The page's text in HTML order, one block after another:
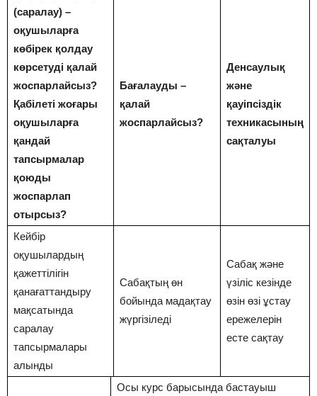
(саралау) –
оқушыларға
көбірек қолдау
көрсетуді қалай
жоспарлайсыз?
Қабілеті жоғары
оқушыларға
қандай
тапсырмалар
қоюды
жоспарлап
отырсыз?
Бағалауды –
қалай
жоспарлайсыз?
Денсаулық
және
қауіпсіздік
техникасының
сақталуы
Кейбір
оқушылардың
қажеттілігін
қанағаттандыру
мақсатында
саралау
тапсырмалары
алынды
Сабақтың өн
бойында мадақтау
жүргізіледі
Сабақ және
үзіліс кезінде
өзін өзі ұстау
ережелерін
есте сақтау
Осы курс барысында бастауыш